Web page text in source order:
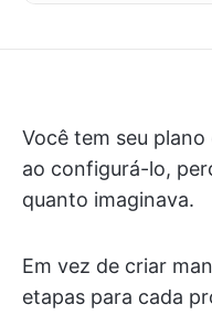
Você tem seu
ao configurá-lo,
quanto imaginava.
Em vez de criar
etapas para cada